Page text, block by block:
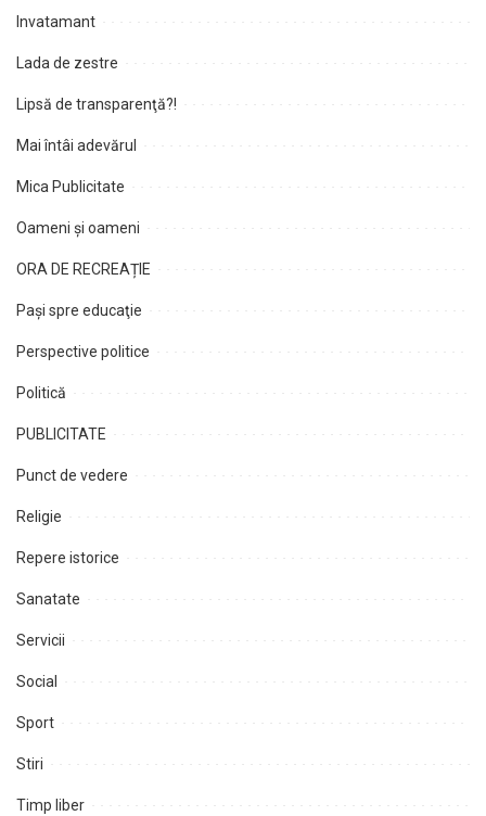
Invatamant
Lada de zestre
Lipsă de transparenţă?!
Mai întâi adevărul
Mica Publicitate
Oameni şi oameni
ORA DE RECREAȚIE
Paşi spre educaţie
Perspective politice
Politică
PUBLICITATE
Punct de vedere
Religie
Repere istorice
Sanatate
Servicii
Social
Sport
Stiri
Timp liber